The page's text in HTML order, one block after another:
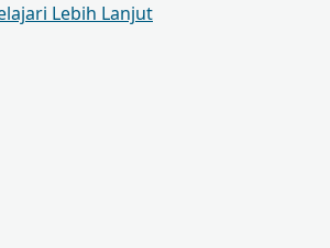
Lebih Lanjut